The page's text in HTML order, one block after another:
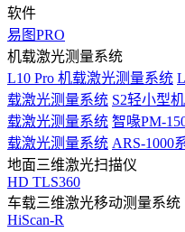
软件
易图PRO
机载激光测量系统
L10 Pro 机载激光测量系统
载激光测量系统 S2轻小型
载激光测量系统 智喙PM-
载激光测量系统 ARS-1000
地面三维激光扫描仪
HD TLS360
车载三维激光移动测量系统
HiScan-R